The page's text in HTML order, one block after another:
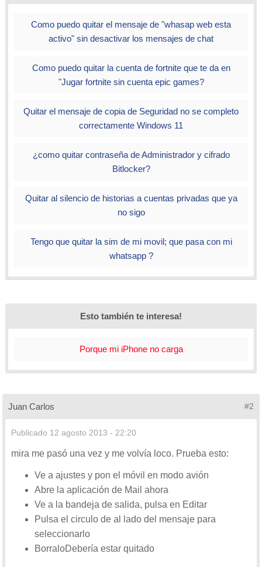
Como puedo quitar el mensaje de "whasap web esta
activo" sin desactivar los mensajes de chat
Como puedo quitar la cuenta de fortnite que te da en
"Jugar fortnite sin cuenta epic games?
Quitar el mensaje de copia de Seguridad no se completo
correctamente Windows 11
¿como quitar contraseña de Administrador y cifrado
Bitlocker?
Quitar al silencio de historias a cuentas privadas que ya
no sigo
Tengo que quitar la sim de mi movil; que pasa con mi
whatsapp ?
Esto también te interesa!
Porque mi iPhone no carga
Juan Carlos #2
Publicado 12 agosto 2013 - 22:20
mira me pasó una vez y me volvía loco. Prueba esto:
Ve a ajustes y pon el móvil en modo avión
Abre la aplicación de Mail ahora
Ve a la bandeja de salida, pulsa en Editar
Pulsa el circulo de al lado del mensaje para
seleccionarlo
BorraloDebería estar quitado